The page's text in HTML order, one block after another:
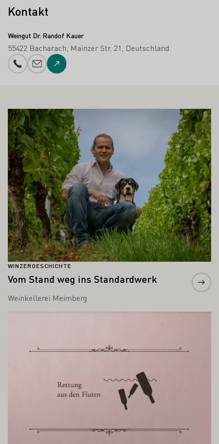
Kontakt
Weingut Dr. Randof Kauer
55422 Bacharach Mainzer Str. 21
Deutschland
Telefonnummer
E-Mail-Adresse
Zur Website
INTERESSIEREN
WINZERGESCHICHTE
Vom Stand weg ins Standardwerk
Weinkellerei Meimberg
Mehr erfahren